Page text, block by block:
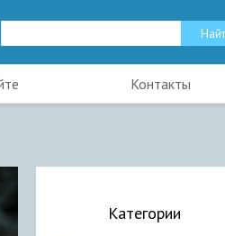
Контакты
Категории